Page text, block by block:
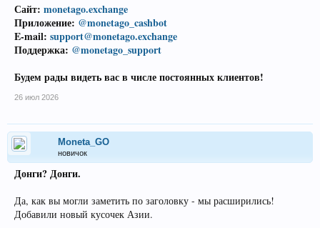
Сайт: monetago.exchange
Приложение: @monetago_cashbot
E-mail: support@monetago.exchange
Поддержка: @monetago_support
Будем рады видеть вас в числе постоянных клиентов!
26 июл 2026
Moneta_GO
новичок
Донги? Донги.
Да, как вы могли заметить по заголовку - мы расширились!
Добавили новый кусочек Азии.